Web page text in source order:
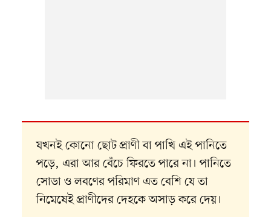
যখনই কোনো ছোট প্রাণী বা পাখি এই পানিতে
পড়ে, এরা আর বেঁচে ফিরতে পারে না। পানিতে
সোডা ও লবণের পরিমাণ এত বেশি যে তা
নিমেষেই প্রাণীদের দেহকে অসাড় করে দেয়।